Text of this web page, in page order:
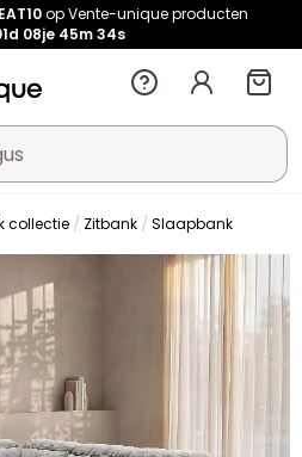
op Vente-unique producten
08je 45m 32s
collectie Zitbank Slaapbank